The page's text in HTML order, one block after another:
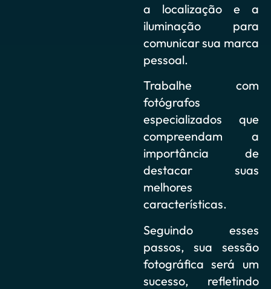
a localização e a
iluminação para
comunicar sua marca
pessoal.
Trabalhe com
fotógrafos
especializados que
compreendam a
importância de
destacar suas
melhores
características.
Seguindo esses
passos, sua sessão
fotográfica será um
sucesso, refletindo